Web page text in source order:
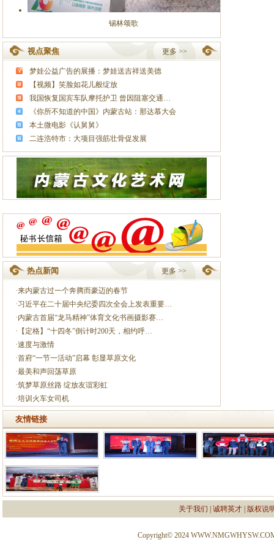
锡林颂歌
视点聚焦 更多 >>
梦娃公益广告的展播：梦娃送吉祥送美德
【视频】笑脸如花儿般绽放
我国恢复国宾车队摩托护卫 曾因阻塞交通…
《你所不知道的中国》内蒙古站：那达慕大会
本土微电影《认舅舅》
二连浩特市：大项目强筋壮骨促发展
热点新闻 更多 >>
·来内蒙古过一个奔腾而豪迈的春节
·习近平在二十届中央纪委四次全会上发表重要…
·内蒙古首届“龙马精神”体育文化书画摄影赛…
· 【定格】“十四冬”倒计时200天，相约呼…
·速度与激情
·首府“一节一活动”启幕 彰显草原文化
·最美和声回荡草原
·筑梦草原丝路 绽放友谊彩虹
·培训火车女司机
友情链接
关于我们 诚聘英才 版权说
Copyright© 2024